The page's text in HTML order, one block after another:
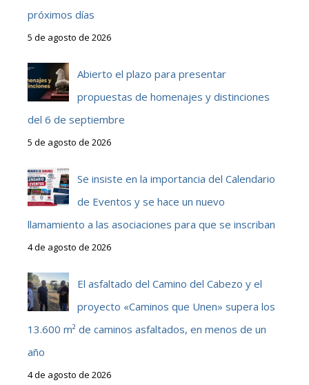
próximos días
5 de agosto de 2026
Abierto el plazo para presentar
propuestas de homenajes y distinciones
del 6 de septiembre
5 de agosto de 2026
Se insiste en la importancia del Calendario
de Eventos y se hace un nuevo
llamamiento a las asociaciones para que se inscriban
4 de agosto de 2026
El asfaltado del Camino del Cabezo y el
proyecto «Caminos que Unen» supera los
13.600 m² de caminos asfaltados, en menos de un
año
4 de agosto de 2026